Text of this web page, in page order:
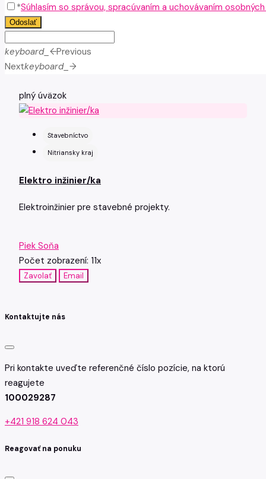
*Súhlasím so správou, spracúvaním a uchovávaním
Odoslať
keyboard_arrow_leftPrevious
Nextkeyboard_arrow_right
plný úväzok
Stavebníctvo
Nitriansky kraj
Elektro inžinier/ka
Elektroinžinier pre stavebné projekty.
Piek Soňa
Počet zobrazení: 11x
Zavolať Email
Kontaktujte nás
Pri kontakte uveďte referenčné číslo pozície, na ktorú
reagujete
100029287
+421 918 624 043
Reagovať na ponuku